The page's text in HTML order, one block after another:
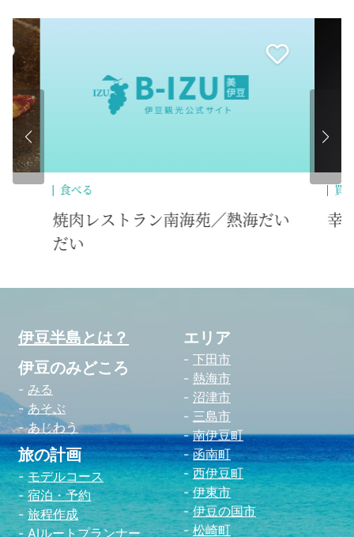
買う
幸華のジャンボシウマイ
食
伊豆半島とは？
伊豆のみどころ
みる
あそぶ
あじわう
旅の計画
モデルコース
宿泊・予約
旅程作成
AIルートプランナー
エリア
下田市
熱海市
沼津市
三島市
南伊豆町
函南町
西伊豆町
伊東市
伊豆の国市
松崎町